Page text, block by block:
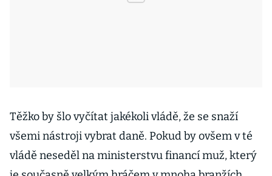
Těžko by šlo vyčítat jakékoli vládě, že se snaží
všemi nástroji vybrat daně. Pokud by ovšem v té
vládě neseděl na ministerstvu financí muž, který